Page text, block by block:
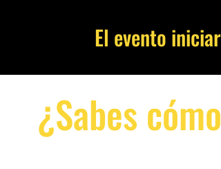
El evento
¿Sabes